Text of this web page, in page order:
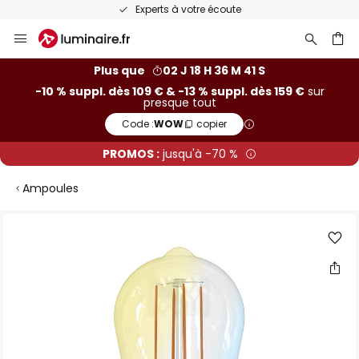
Experts à votre écoute
Allez
au
Plus que
02 J 18 H 36 M 40 S
-10 % suppl. dès 109 € & -13 % suppl. dès 159 €sur
presque tout
Code :WOW copier
PROMOS : jusqu'à -70 %
Ampoules